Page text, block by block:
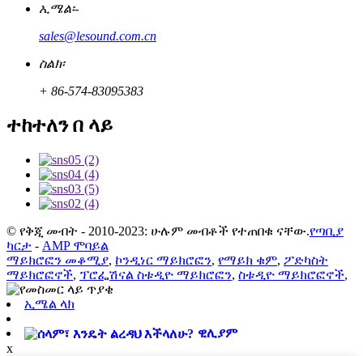
ኢሜል፡-
sales@lesound.com.cn
ስልክ፡
+ 86-574-83095383
ተከተለን በ ላይ
© የቅጂ መብት - 2010-2023: ሁሉም መብቶች የተጠበቁ ናቸው.የጣቢያ
ካርታ - AMP ሞባይል
ማይክሮፎን መቆሚያ, ኮንዲነር ማይክሮፎን, የማይክ ቁም, ፖድካስት
ማይክሮፎኖች, ፕሮፌሽናል ስቱዲዮ ማይክሮፎን, ስቱዲዮ ማይክሮፎኖች,
ኢሜል ላክ
ዊሊያም
x